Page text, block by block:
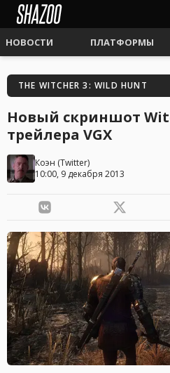
НОВОСТИ ПЛАТФОРМЫ
THE WITCHER 3: WILD HUNT
Новый скриншот
трейлера VGX
Коэн (Twitter)
10:00, 9 декабря 2013